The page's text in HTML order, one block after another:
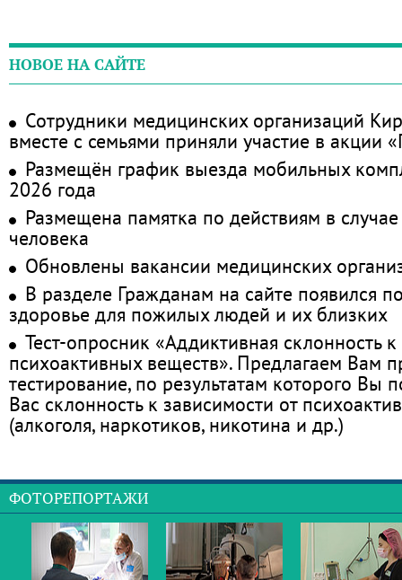
НОВОЕ НА САЙТЕ
Сотрудники медицинских организаций
вместе с семьями приняли участие в акции
Размещён график выезда мобильных
2026 года
Размещена памятка по действиям в
человека
Обновлены вакансии медицинских
В разделе Гражданам на сайте появился
здоровье для пожилых людей и их близких
Тест-опросник «Аддиктивная склонность
психоактивных веществ». Предлагаем Вам
тестирование, по результатам которого Вы
Вас склонность к зависимости от
(алкоголя, наркотиков, никотина и др.)
ФОТОРЕПОРТАЖИ